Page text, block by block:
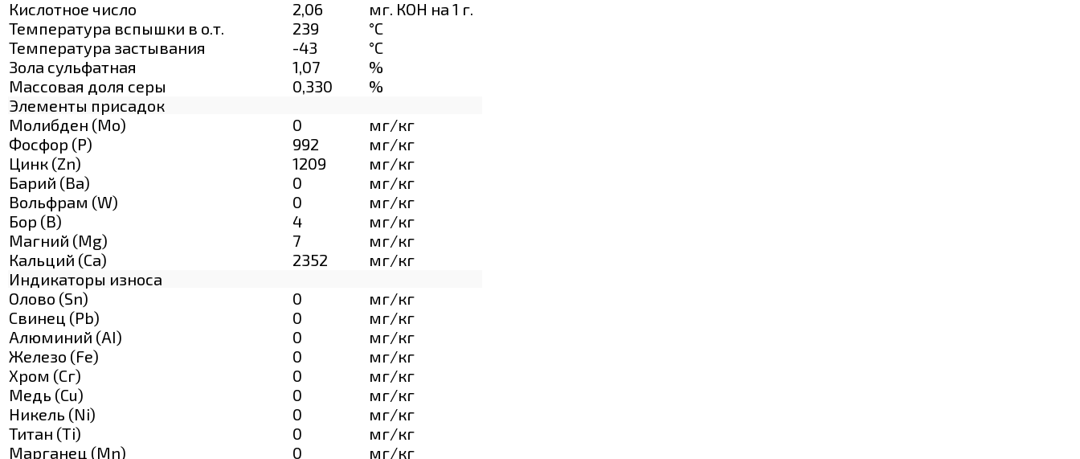
Кислотное число
2,06
мг. КОН на 1 г.
Температура вспышки в о.т.
239
°C
Температура застывания
-43
°C
Зола сульфатная
1,07
%
Массовая доля серы
0,330
%
Элементы присадок
Молибден (Мо)
0
мг/кг
Фосфор (Р)
992
мг/кг
Цинк (Zn)
1209
мг/кг
Барий (Ва)
0
мг/кг
Вольфрам (W)
0
мг/кг
Бор (В)
4
мг/кг
Магний (Mg)
7
мг/кг
Кальций (Са)
2352
мг/кг
Индикаторы износа
Олово (Sn)
0
мг/кг
Свинец (Pb)
0
мг/кг
Алюминий (AI)
0
мг/кг
Железо (Fe)
0
мг/кг
Хром (Сг)
0
мг/кг
Медь (Cu)
0
мг/кг
Никель (Ni)
0
мг/кг
Титан (Ti)
0
мг/кг
Марганец (Mn)
0
мг/кг